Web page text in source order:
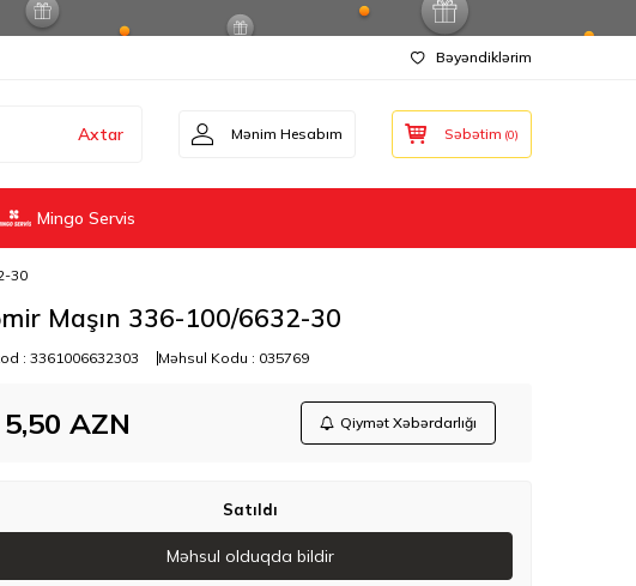
Bəyəndiklərim
Axtar Mənim Hesabım Səbətim (0)
Mingo Servis
30
Maşın 336-100/6632-30
: 3361006632303 Məhsul Kodu : 035769
5,50 AZN Qiymət Xəbərdarlığı
Satıldı
Məhsul olduqda bildir